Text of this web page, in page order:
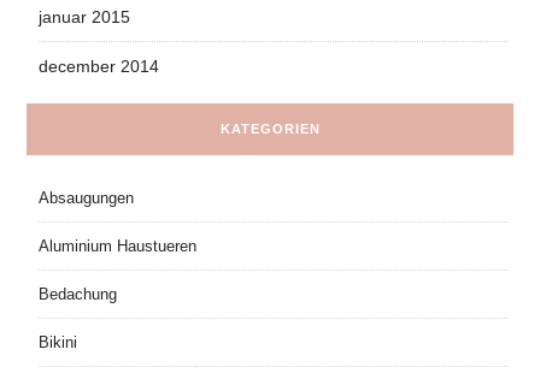
januar 2015
december 2014
KATEGORIEN
Absaugungen
Aluminium Haustueren
Bedachung
Bikini